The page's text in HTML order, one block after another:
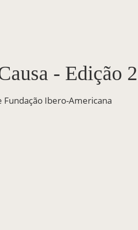
- Edição
Fundação Ibero-Americana